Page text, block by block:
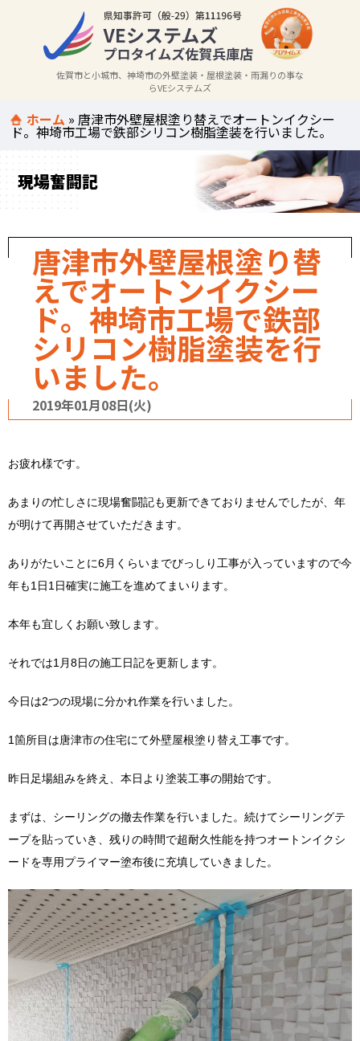
佐賀市と小城市、神埼市の外壁塗装・屋根塗装・雨漏りの事な
らVEシステムズ
ホーム »唐津市外壁屋根塗り替えでオートンイクシー
ド。神埼市工場で鉄部シリコン樹脂塗装を行いました。
現場奮闘記
唐津市外壁屋根塗り替
えでオートンイクシー
ド。神埼市工場で鉄部
シリコン樹脂塗装を行
いました。
2019年01月08日(火)
お疲れ様です。
あまりの忙しさに現場奮闘記も更新できておりませんでしたが、年
が明けて再開させていただきます。
ありがたいことに6月くらいまでびっしり工事が入っていますので今
年も1日1日確実に施工を進めてまいります。
本年も宜しくお願い致します。
それでは1月8日の施工日記を更新します。
今日は2つの現場に分かれ作業を行いました。
1箇所目は唐津市の住宅にて外壁屋根塗り替え工事です。
昨日足場組みを終え、本日より塗装工事の開始です。
まずは、シーリングの撤去作業を行いました。続けてシーリングテ
ープを貼っていき、残りの時間で超耐久性能を持つオートンイクシ
ードを専用プライマー塗布後に充填していきました。